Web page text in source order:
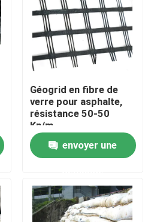
Géogrid en fibre de
verre pour asphalte,
résistance 50-50
Kn/m
envoyer une